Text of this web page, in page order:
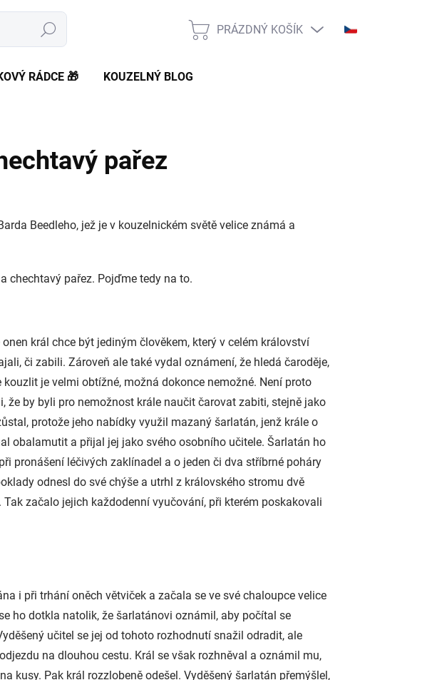
Hledat
NÁKUPNÍ
PRÁZDNÝ KOŠÍK
RÁDCE 🎁 KOUZELNÝ BLOG
pařez
Beedleho, jež je v kouzelnickém světě velice známá a
chechtavý pařez. Pojďme tedy na to.
král chce být jediným člověkem, který v celém království
či zabili. Zároveň ale také vydal oznámení, že hledá čaroděje,
je velmi obtížné, možná dokonce nemožné. Není proto
by byli pro nemožnost krále naučit čarovat zabiti, stejně jako
protože jeho nabídky využil mazaný šarlatán, jenž krále o
obalamutit a přijal jej jako svého osobního učitele. Šarlatán ho
pronášení léčivých zaklínadel a o jeden či dva stříbrné poháry
odnesl do své chýše a utrhl z královského stromu dvě
začalo jejich každodenní vyučování, při kterém poskakovali
i při trhání oněch větviček a začala se ve své chaloupce velice
ho dotkla natolik, že šarlatánovi oznámil, aby počítal se
učitel se jej od tohoto rozhodnutí snažil odradit, ale
na dlouhou cestu. Král se však rozhněval a oznámil mu,
kusy. Pak král rozzlobeně odešel. Vyděšený šarlatán přemýšlel,